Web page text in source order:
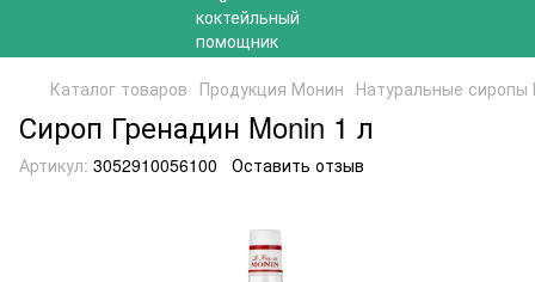
Каталог товаров Продукция Монин Натуральные
Сироп Гренадин Monin 1 л
Артикул: 3052910056100 Оставить отзыв